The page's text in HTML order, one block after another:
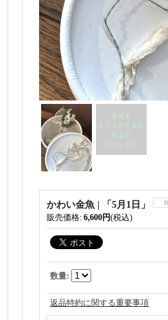
かわい金魚 | 「5月1日」
販売価格: 6,600円(税込)
数量:
返品特約に関する重要事項